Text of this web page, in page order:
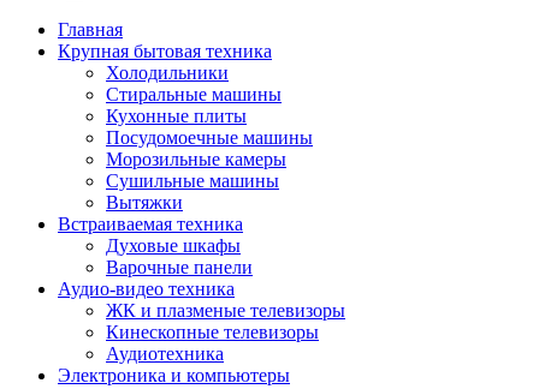
Главная
Крупная бытовая техника
Холодильники
Стиральные машины
Кухонные плиты
Посудомоечные машины
Морозильные камеры
Сушильные машины
Вытяжки
Встраиваемая техника
Духовые шкафы
Варочные панели
Аудио-видео техника
ЖК и плазменые телевизоры
Кинескопные телевизоры
Аудиотехника
Электроника и компьютеры